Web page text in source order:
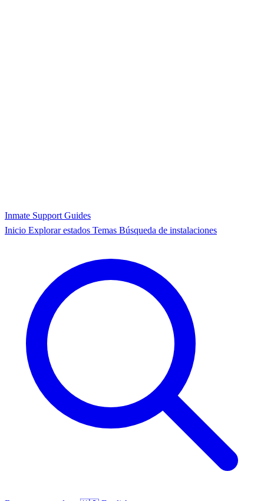
Inmate Support Guides
Inicio Explorar estados Temas Búsqueda de instalaciones